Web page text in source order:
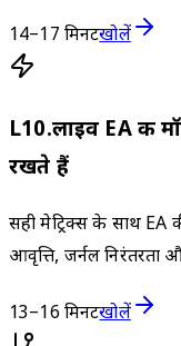
14–17 मिनटखोलें
L10.लाइव EA की
रखते हैं
सही मेट्रिक्स के साथ EA
आवृत्ति, जर्नल निरंतरता
13–16 मिनटखोलें